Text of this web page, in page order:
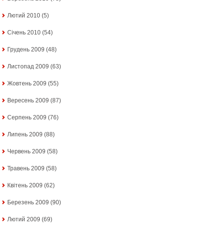
Лютий 2010 (5)
Січень 2010 (54)
Грудень 2009 (48)
Листопад 2009 (63)
Жовтень 2009 (55)
Вересень 2009 (87)
Серпень 2009 (76)
Липень 2009 (88)
Червень 2009 (58)
Травень 2009 (58)
Квітень 2009 (62)
Березень 2009 (90)
Лютий 2009 (69)